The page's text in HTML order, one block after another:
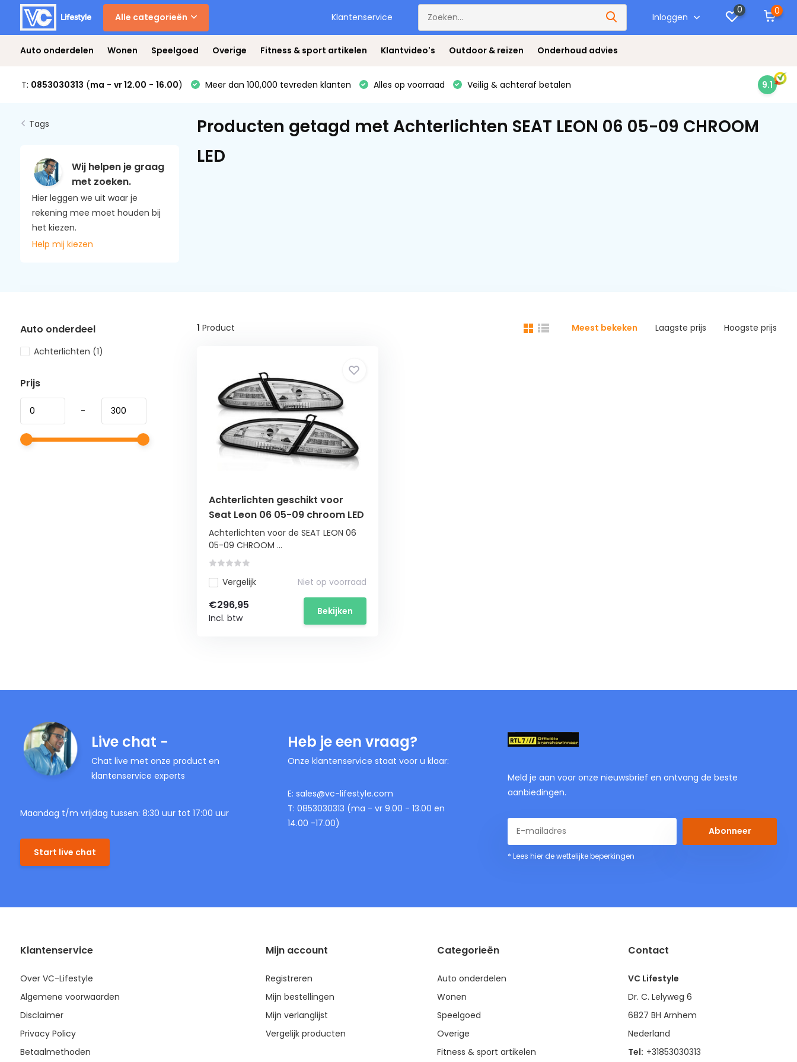
Alle categorieën Klantenservice Inloggen
0 0
Auto onderdelen Wonen Speelgoed Overige Fitness & sport artikelen Klantvideo's Outdoor & reizen Onderhoud advies
T: 0853030313 (ma - vr 12.00 - 16.00) Meer dan 100,000 tevreden klanten Alles op voorraad Veilig & achteraf betalen 9.1
Tags
Wij helpen je graag
met zoeken.
Hier leggen we uit waar je
rekening mee moet houden bij
het kiezen.
Help mij kiezen
Producten getagd met Achterlichten SEAT LEON 06 05-09 CHROOM
LED
Auto onderdeel
Achterlichten (1)
Prijs
-
1 Product Meest bekeken Laagste prijs Hoogste prijs
Achterlichten geschikt voor
Seat Leon 06 05-09 chroom LED
Achterlichten voor de SEAT LEON 06
05-09 CHROOM ...
Vergelijk Niet op voorraad
€296,95
Incl. btw
Bekijken
Live chat -
Chat live met onze product en
klantenservice experts
Maandag t/m vrijdag tussen: 8:30 uur tot 17:00 uur
Start live chat
Heb je een vraag?
Onze klantenservice staat voor u klaar:
E: sales@vc-lifestyle.com
T: 0853030313 (ma - vr 9.00 - 13.00 en
14.00 -17.00)
Meld je aan voor onze nieuwsbrief en ontvang de beste
aanbiedingen.
Abonneer
* Lees hier de wettelijke beperkingen
Klantenservice
Over VC-Lifestyle
Algemene voorwaarden
Disclaimer
Privacy Policy
Betaalmethoden
Mijn account
Registreren
Mijn bestellingen
Mijn verlanglijst
Vergelijk producten
Categorieën
Auto onderdelen
Wonen
Speelgoed
Overige
Fitness & sport artikelen
Contact
VC Lifestyle
Dr. C. Lelyweg 6
6827 BH Arnhem
Nederland
Tel: +31853030313